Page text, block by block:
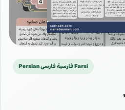
Persian فارسية فارسی Farsi